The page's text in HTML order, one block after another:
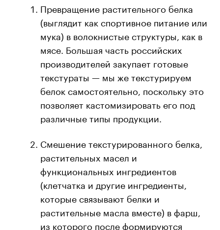
Превращение растительного белка
(выглядит как спортивное питание или
мука) в волокнистые структуры, как в
мясе. Большая часть российских
производителей закупает готовые
текстураты — мы же текстурируем
белок самостоятельно, поскольку это
позволяет кастомизировать его под
различные типы продукции.
Смешение текстурированного белка,
растительных масел и
функциональных ингредиентов
(клетчатка и другие ингредиенты,
которые связывают белки и
растительные масла вместе) в фарш,
из которого после формируются